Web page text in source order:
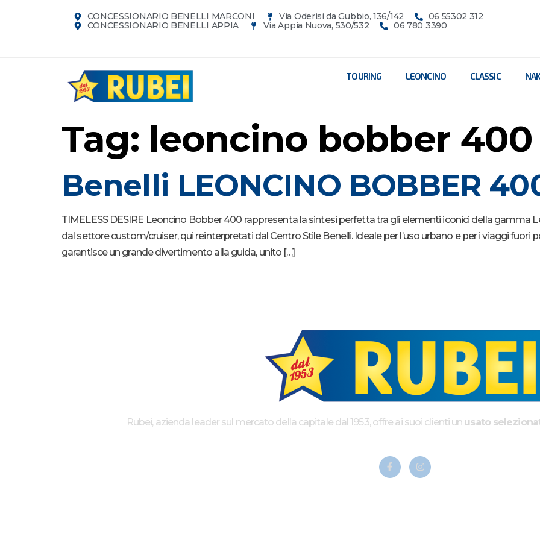
CONCESSIONARIO BENELLI MARCONI Via Oderisi da Gubbio, 136/142
06 55302 312
CONCESSIONARIO BENELLI APPIA
Via Appia Nuova, 530/532 06 780 3390
TOURING LEONCINO CLASSIC
Tag: leoncino bobber 400
Benelli LEONCINO BOBBER
TIMELESS DESIRE Leoncino Bobber 400 rappresenta la sintesi perfetta tra gli elementi iconici della gamma
dal settore custom/cruiser, qui reinterpretati dal Centro Stile Benelli. Ideale per l’uso urbano e per i viaggi
garantisce un grande divertimento alla guida, unito […]
Rubei, azienda leader sul mercato della capitale dal 1953, offre ai suoi clienti un usato